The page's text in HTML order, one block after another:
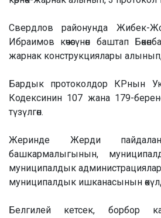
Свердлов районунда Жибек-
Ибраимов көчөсүнөн баштап
жарнак конструкциялары алынып,
Бардык протоколдор КРнын
Кодексинин 107 жана 179-
түзүлгөн.
Жеринде Жерди
башкармалыгынын,
муниципалдык
муниципалдык ишканасынын
Белгилей кетсек, борбор